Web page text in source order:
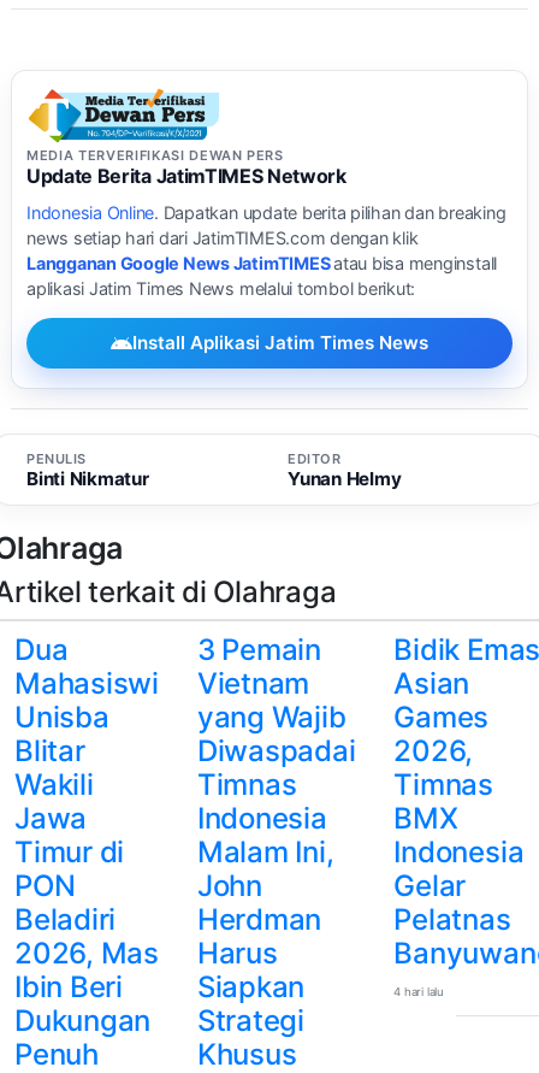
MEDIA TERVERIFIKASI DEWAN PERS
Update Berita JatimTIMES Network
Indonesia Online. Dapatkan update berita pilihan dan breaking
news setiap hari dari JatimTIMES.com dengan klik
Langganan Google News JatimTIMESatau bisa menginstall
aplikasi Jatim Times News melalui tombol berikut:
Install Aplikasi Jatim Times News
PENULIS
Binti Nikmatur
EDITOR
Yunan Helmy
terkait di Olahraga
Dua
Mahasiswi
Unisba
Blitar
Wakili
Jawa
Timur di
PON
Beladiri
2026, Mas
Ibin Beri
Dukungan
Penuh
3 Pemain
Vietnam
yang Wajib
Diwaspadai
Timnas
Indonesia
Malam Ini,
John
Herdman
Harus
Siapkan
Strategi
Khusus
Bidik
Asian
Games
2026,
Timnas
BMX
Indonesia
Gelar
Pelatnas
4 hari lalu